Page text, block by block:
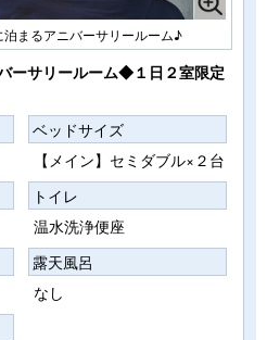
まるアニバーサリールーム♪
ーサリールーム◆１日２室限定
ベッドサイズ
【メイン】セミダブル×２台
トイレ
温水洗浄便座
露天風呂
なし